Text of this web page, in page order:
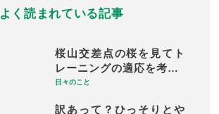
よく読まれている記事
桜山交差点の桜を見てト
レーニングの適応を考…
日々のこと
訳あって？ひっそりとや